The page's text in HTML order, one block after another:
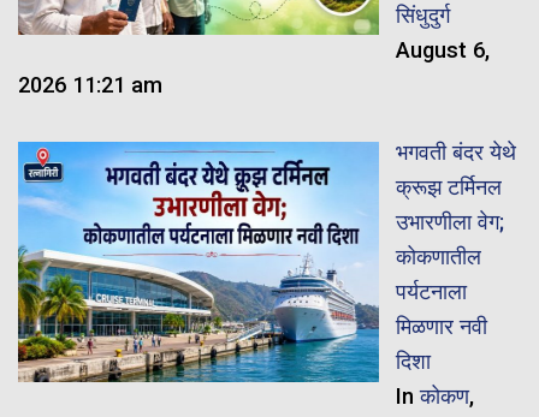
सिंधुदुर्ग
August 6,
2026 11:21 am
भगवती बंदर येथे
क्रूझ टर्मिनल
उभारणीला वेग;
कोकणातील
पर्यटनाला
मिळणार नवी
दिशा
Inकोकण,